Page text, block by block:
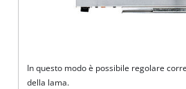
In questo modo è possibile regolare
della lama.